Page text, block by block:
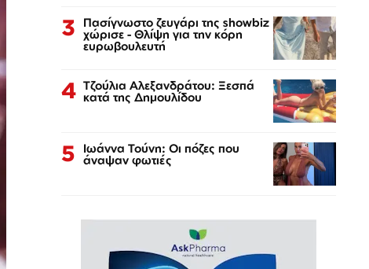
3 Πασίγνωστο ζευγάρι της showbiz
χώρισε - Θλίψη για την κόρη
ευρωβουλευτή
4 Τζούλια Αλεξανδράτου: Ξεσπά
κατά της Δημουλίδου
5 Ιωάννα Τούνη: Οι πόζες που
άναψαν φωτιές